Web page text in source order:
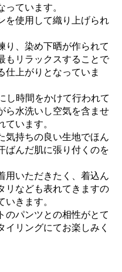
ています。
を使用して織り上げられ
り、染め下晒が作られて
もリラックスすることで
仕上がりとなっていま
し時間をかけて行われて
ら水洗いし空気を含ませ
います。
気持ちの良い生地でほん
ばんだ肌に張り付くのを
用いただきたく、着込ん
リなども表れてきますの
きます。
のパンツとの相性がとて
イリングにてお楽しみく